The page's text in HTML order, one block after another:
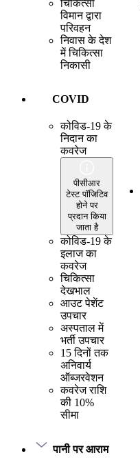
चिकित्सा
विमान द्वारा
परिवहन
निवास के देश
में चिकित्सा
निकासी
COVID
कोविड-19 के
निदान का
कवरेज
पीसीआर
टेस्ट पॉजिटिव
होने पर
प्रदान किया
जाता है
कोविड-19 के
इलाज का
कवरेज
चिकित्सा
देखभाल
आउट पेशेंट
उपचार
अस्पताल में
भर्ती उपचार
15 दिनों तक
अनिवार्य
ऑब्जरवेशन
कवरेज राशि
की 10%
सीमा
पानी पर आराम